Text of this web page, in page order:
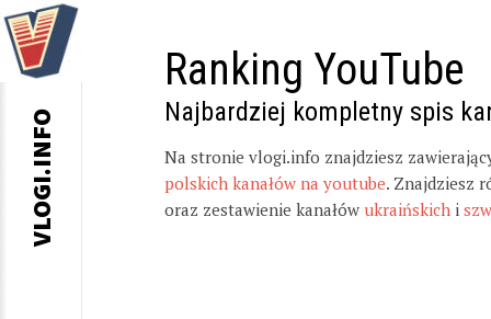
Ranking YouTube
Najbardziej kompletny spis
Na stronie vlogi.info znajdziesz
polskich kanałów na youtube. Znajdziesz
oraz zestawienie kanałów ukraińskich i
VLOGI.INFO